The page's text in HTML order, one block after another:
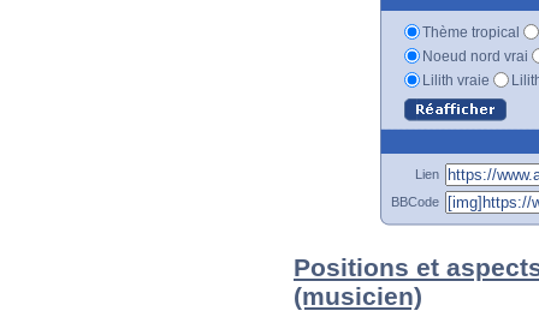
Thème tropical
Noeud nord vrai
Lilith vraie
Lien
BBCode
Positions et
(musicien)